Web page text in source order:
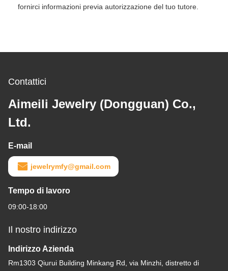
fornirci informazioni previa autorizzazione del tuo tutore.
Contattici
Aimeili Jewelry (Dongguan) Co.,
Ltd.
E-mail
jewelrymfy@gmail.com
Tempo di lavoro
09:00-18:00
Il nostro indirizzo
Indirizzo Azienda
Rm1303 Qiurui Building Minkang Rd, via Minzhi, distretto di